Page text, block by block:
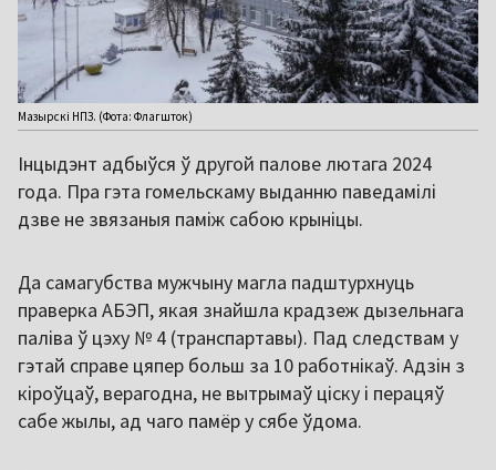
Мазырскі НПЗ. (Фота: Флагшток)
Інцыдэнт адбыўся ў другой палове лютага 2024
года. Пра гэта гомельскаму выданню паведамілі
дзве не звязаныя паміж сабою крыніцы.
Да самагубства мужчыну магла падштурхнуць
праверка АБЭП, якая знайшла крадзеж дызельнага
паліва ў цэху № 4 (транспартавы). Пад следствам у
гэтай справе цяпер больш за 10 работнікаў. Адзін з
кіроўцаў, верагодна, не вытрымаў ціску і перацяў
сабе жылы, ад чаго памёр у сябе ўдома.